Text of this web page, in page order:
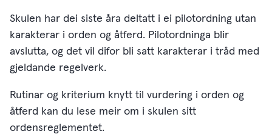
Skulen har dei siste åra deltatt i ei pilotordning utan
karakterar i orden og åtferd. Pilotordninga blir
avslutta, og det vil difor bli satt karakterar i tråd med
gjeldande regelverk.
Rutinar og kriterium knytt til vurdering i orden og
åtferd kan du lese meir om i skulen sitt
ordensreglementet.